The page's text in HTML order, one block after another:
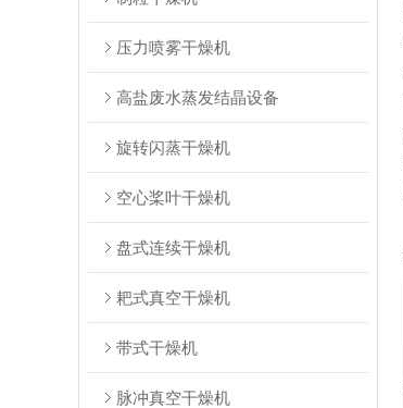
压力喷雾干燥机
高盐废水蒸发结晶设备
旋转闪蒸干燥机
空心桨叶干燥机
盘式连续干燥机
耙式真空干燥机
带式干燥机
脉冲真空干燥机